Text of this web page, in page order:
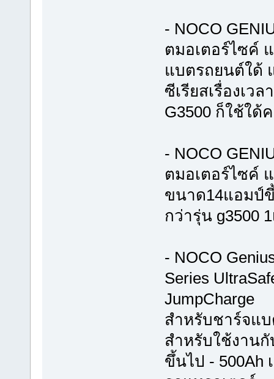
- NOCO
ตมอเตอร์ไซค์
แบตรถยนต์ใด้
ซีเรียสเรื่องเว
G3500 ก็ใช้ใด้
- NOCO
ตมอเตอร์ไซค์
ขนาด14แอมป์
กว่ารุ่น g3500
- NOCO
Series
JumpCharge
สำหรับชาร์จแบ
สำหรับใช้งาน
ขึ้นไป - 500Ah